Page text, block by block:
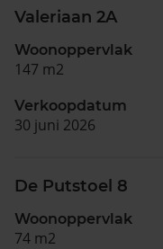
Valeriaan 2A
Woonoppervlak
147 m2
Verkoopdatum
30 juni 2026
De Putstoel 8
Woonoppervlak
74 m2